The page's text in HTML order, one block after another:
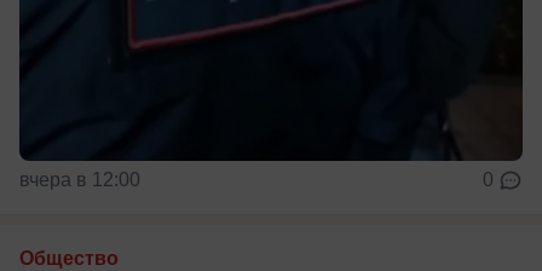
вчера в 12:00 0
Общество